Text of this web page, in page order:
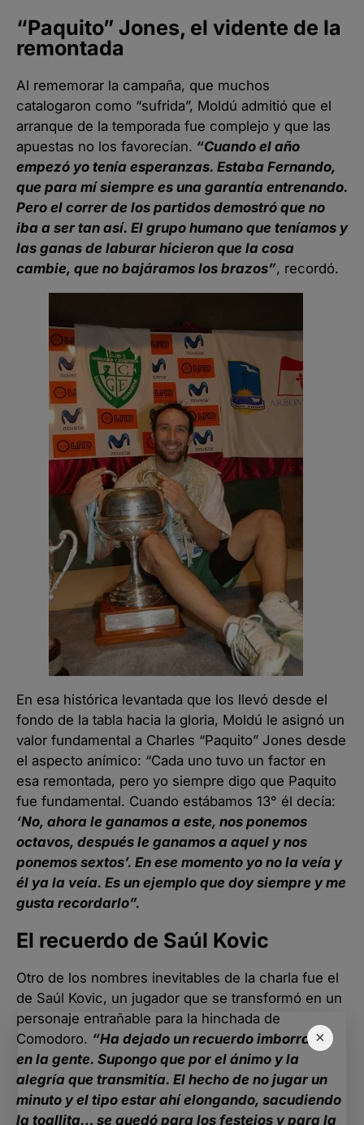
×
“Paquito” Jones, el vidente de la
remontada
Al rememorar la campaña, que muchos
catalogaron como “sufrida”, Moldú admitió que el
arranque de la temporada fue complejo y que las
apuestas no los favorecían. “Cuando el año
empezó yo tenía esperanzas. Estaba Fernando,
que para mí siempre es una garantía entrenando.
Pero el correr de los partidos demostró que no
iba a ser tan así. El grupo humano que teníamos y
las ganas de laburar hicieron que la cosa
cambie, que no bajáramos los brazos”, recordó.
En esa histórica levantada que los llevó desde el
fondo de la tabla hacia la gloria, Moldú le asignó un
valor fundamental a Charles “Paquito” Jones desde
el aspecto anímico: “Cada uno tuvo un factor en
esa remontada, pero yo siempre digo que Paquito
fue fundamental. Cuando estábamos 13° él decía:
‘No, ahora le ganamos a este, nos ponemos
octavos, después le ganamos a aquel y nos
ponemos sextos’. En ese momento yo no la veía y
él ya la veía. Es un ejemplo que doy siempre y me
gusta recordarlo”.
El recuerdo de Saúl Kovic
Otro de los nombres inevitables de la charla fue el
de Saúl Kovic, un jugador que se transformó en un
personaje entrañable para la hinchada de
Comodoro. “Ha dejado un recuerdo imborrable
en la gente. Supongo que por el ánimo y la
alegría que transmitía. El hecho de no jugar un
minuto y el tipo estar ahí elongando, sacudiendo
la toallita… se quedó para los festejos y para la